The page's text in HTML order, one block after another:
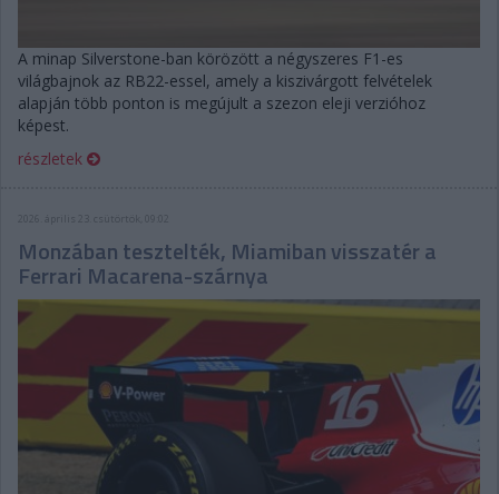
A minap Silverstone-ban körözött a négyszeres F1-es
világbajnok az RB22-essel, amely a kiszivárgott felvételek
alapján több ponton is megújult a szezon eleji verzióhoz
képest.
részletek
2026. április 23. csütörtök, 09:02
Monzában tesztelték, Miamiban visszatér a
Ferrari Macarena-szárnya